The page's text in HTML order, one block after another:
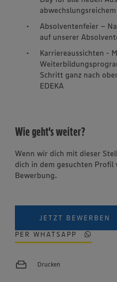
Absolventenfeier –
auf unserer
Karriereaussichten -
Schritt ganz nach
EDEKA
Wie geht's weiter?
Wenn wir dich mit dieser
dich in dem gesuchten
Bewerbung.
JETZT BEWERBEN
PER WHATSAPP
Drucken